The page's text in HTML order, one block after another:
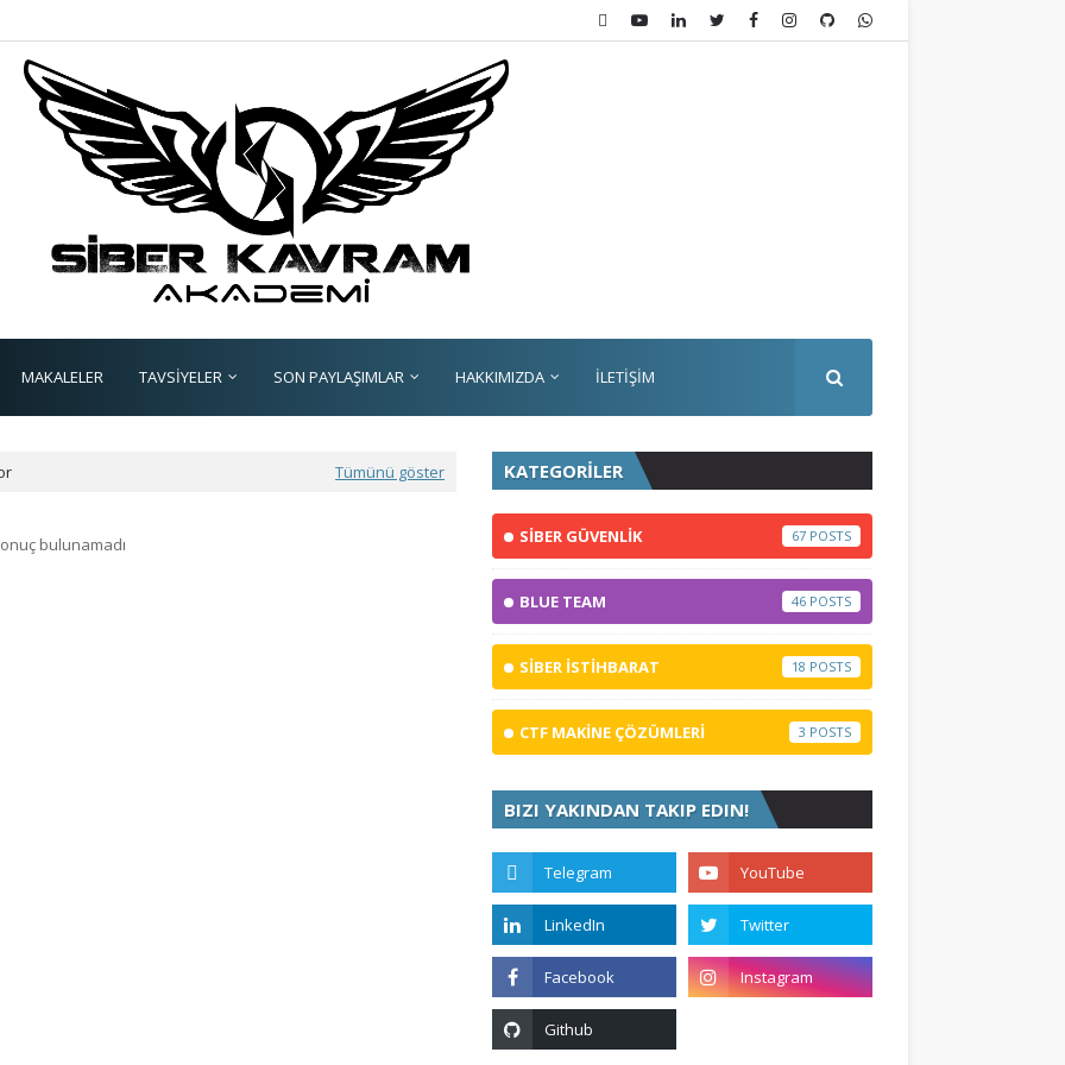
MAKALELER TAVSİYELER SON PAYLAŞIMLAR HAKKIMIZDA İLETİŞİM
Tümünü göster
bulunamadı
KATEGORİLER
SİBER GÜVENLİK 67
BLUE TEAM 46
SİBER İSTİHBARAT 18
CTF MAKİNE ÇÖZÜMLERİ 3
BIZI YAKINDAN TAKIP EDIN!